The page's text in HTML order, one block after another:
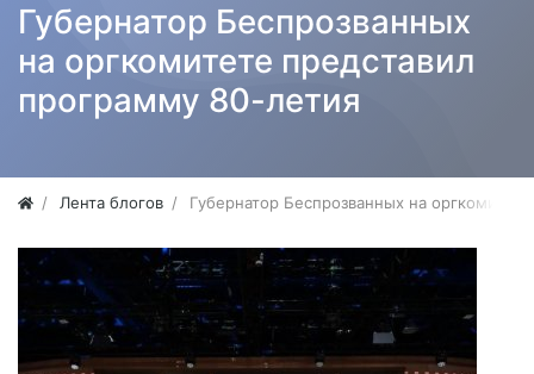
Губернатор Беспрозванных
на оргкомитете представил
программу 80-летия
Лента блогов Губернатор Беспрозванных на